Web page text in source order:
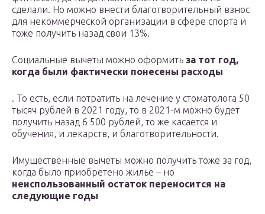
сделали. Но можно внести благотворительный взнос
для некоммерческой организации в сфере спорта и
тоже получить назад свои 13%.
Социальные вычеты можно оформить за тот год,
когда были фактически понесены расходы
. То есть, если потратить на лечение у стоматолога 50
тысяч рублей в 2021 году, то в 2021-м можно будет
получить назад 6 500 рублей, то же касается и
обучения, и лекарств, и благотворительности.
Имущественные вычеты можно получить тоже за год,
когда было приобретено жилье – но
неиспользованный остаток переносится на
следующие годы